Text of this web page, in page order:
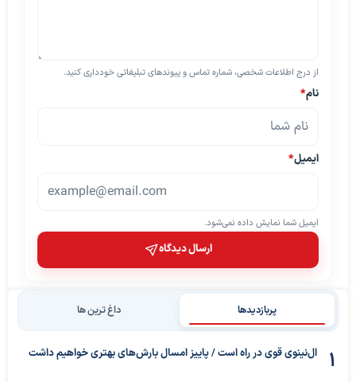
از درج اطلاعات شخصی، شماره تماس و پیوندهای تبلیغاتی خودداری کنید.
نام*
ایمیل*
ایمیل شما نمایش داده نمی‌شود.
ارسال دیدگاه
پربازدیدها داغ ترین ها
ال‌نینوی قوی در راه است / پاییز امسال بارش‌های بهتری خواهیم داشت